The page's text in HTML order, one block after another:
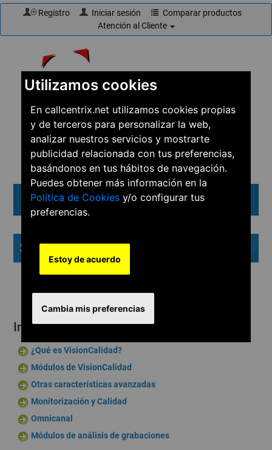
Utilizamos cookies
En callcentrix.net utilizamos cookies propias
y de terceros para personalizar la web,
analizar nuestros servicios y mostrarte
publicidad relacionada con tus preferencias,
basándonos en tus hábitos de navegación.
Puedes obtener más información en la
Política de Cookies y/o configurar tus
preferencias.
Estoy de acuerdo
Cambia mis preferencias
Registro Iniciar sesión
Comparar productos
Atención al Cliente
☎910 61 60 15
Menú
Suite VisionCalidad
Introducción a VisionCalidad
¿Qué es VisionCalidad?
Módulos de VisionCalidad
Otras características avanzadas
Monitorización y Calidad
Omnicanal
Módulos de análisis de grabaciones